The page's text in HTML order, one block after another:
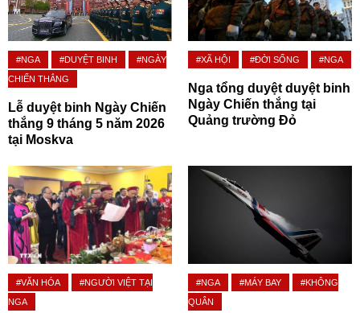
#NGA #DUYỆT BINH
#NGÀY
CHIẾN THẮNG
Lễ duyệt binh Ngày Chiến
thắng 9 tháng 5 năm 2026
tại Moskva
#XÃ HỘI #ĐỜI SỐNG #NGA
Nga tổng duyệt duyệt binh
Ngày Chiến thắng tại
Quảng trường Đỏ
#VĂN HÓA
#NGƯỜI VIỆT TẠI
NGA
#NGA #MÁY BAY
#KHÔNG
QUÂN